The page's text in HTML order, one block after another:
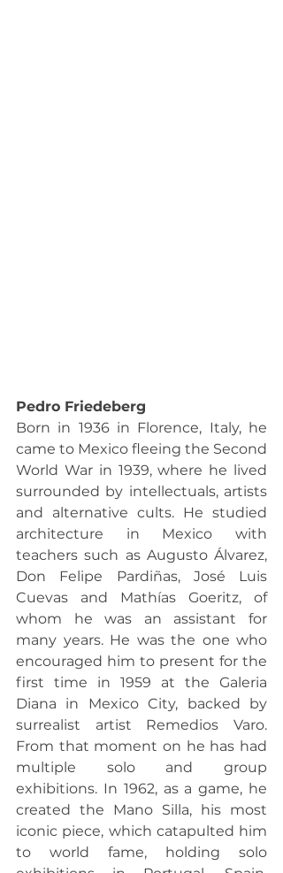
Pedro Friedeberg
Born in 1936 in Florence, Italy, he
came to Mexico fleeing the Second
World War in 1939, where he lived
surrounded by intellectuals, artists
and alternative cults. He studied
architecture in Mexico with
teachers such as Augusto Álvarez,
Don Felipe Pardiñas, José Luis
Cuevas and Mathías Goeritz, of
whom he was an assistant for
many years. He was the one who
encouraged him to present for the
first time in 1959 at the Galeria
Diana in Mexico City, backed by
surrealist artist Remedios Varo.
From that moment on he has had
multiple solo and group
exhibitions. In 1962, as a game, he
created the Mano Silla, his most
iconic piece, which catapulted him
to world fame, holding solo